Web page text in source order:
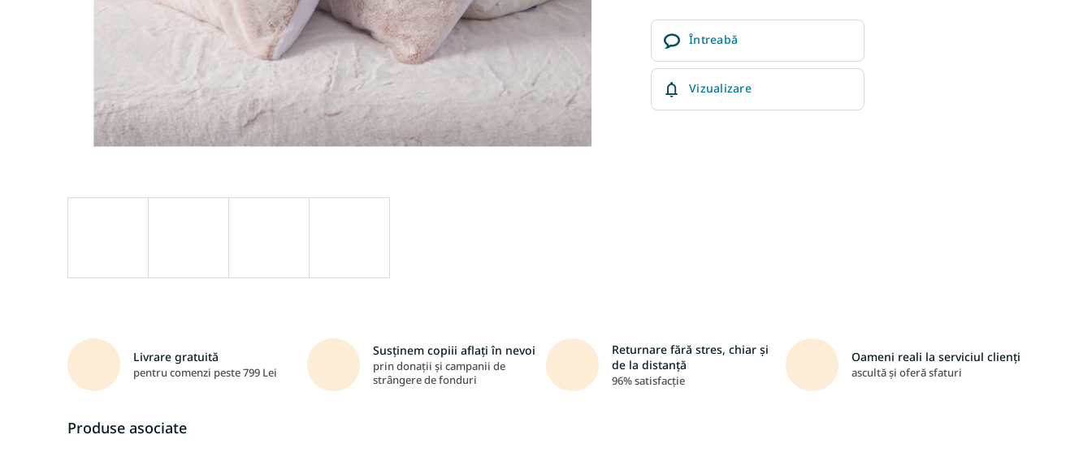
Întreabă
Vizualizare
Livrare gratuită
pentru comenzi peste 799 Lei
Susținem copiii aflați în nevoi
prin donații și campanii de
strângere de fonduri
Returnare fără stres, chiar și
de la distanță
96% satisfacție
Oameni reali la serviciul clienți
ascultă și oferă sfaturi
Produse asociate